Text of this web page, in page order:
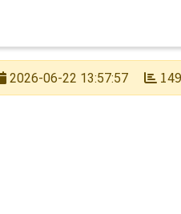
2026-06-22 13:57:57